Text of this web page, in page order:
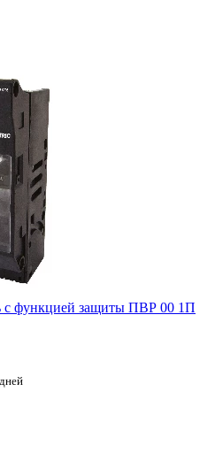
с функцией защиты ПВР 00 1П